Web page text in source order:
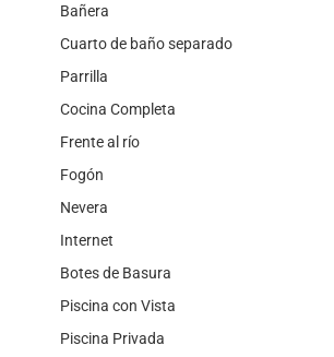
Bañera
Cuarto de baño separado
Parrilla
Cocina Completa
Frente al río
Fogón
Nevera
Internet
Botes de Basura
Piscina con Vista
Piscina Privada